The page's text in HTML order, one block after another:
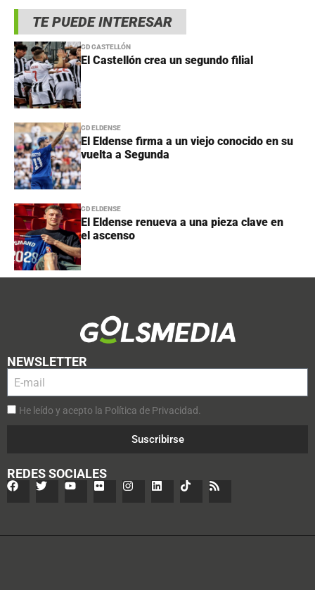
TE PUEDE INTERESAR
CD CASTELLÓN
El Castellón crea un segundo filial
CD ELDENSE
El Eldense firma a un viejo conocido en su
vuelta a Segunda
CD ELDENSE
El Eldense renueva a una pieza clave en
el ascenso
NEWSLETTER
He leído y acepto la Política de Privacidad.
Suscribirse
REDES SOCIALES